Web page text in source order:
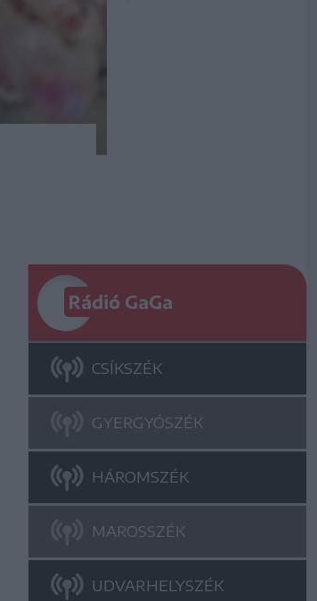
Rádió GaGa
CSÍKSZÉK
GYERGYÓSZÉK
HÁROMSZÉK
MAROSSZÉK
UDVARHELYSZÉK